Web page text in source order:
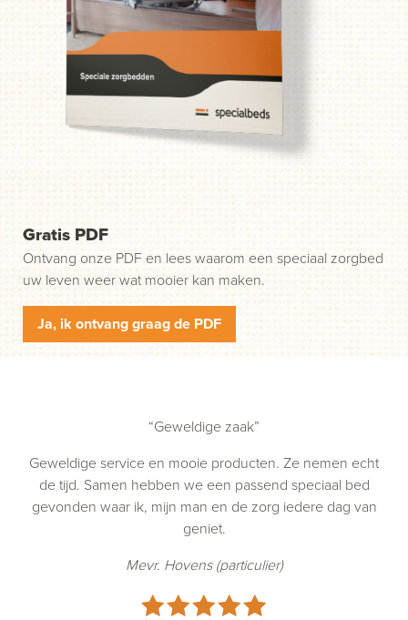
probleem. Wij helpen u in drie gemakkelijke stappen op
weg. Stap 1: klik op de groene knop "Start uw aanvraag"
en wij nemen contact met u op.
Gratis PDF
Ontvang onze PDF en lees waarom een speciaal zorgbed
uw leven weer wat mooier kan maken.
Ja, ik ontvang graag de PDF
“Geweldige zaak”
Geweldige service en mooie producten. Ze nemen echt
de tijd. Samen hebben we een passend speciaal bed
gevonden waar ik, mijn man en de zorg iedere dag van
geniet.
Mevr. Hovens (particulier)